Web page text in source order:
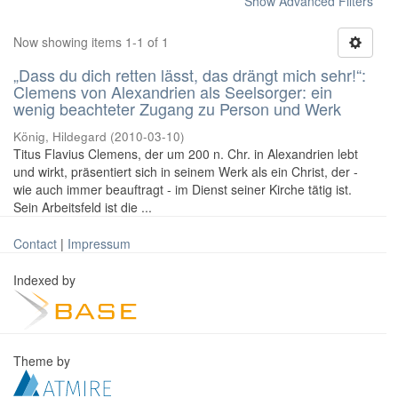
Now showing items 1-1 of 1
„Dass du dich retten lässt, das drängt mich sehr!“:
Clemens von Alexandrien als Seelsorger: ein
wenig beachteter Zugang zu Person und Werk
König, Hildegard (2010-03-10)
Titus Flavius Clemens, der um 200 n. Chr. in Alexandrien lebt
und wirkt, präsentiert sich in seinem Werk als ein Christ, der -
wie auch immer beauftragt - im Dienst seiner Kirche tätig ist.
Sein Arbeitsfeld ist die ...
Contact | Impressum
Indexed by
Theme by